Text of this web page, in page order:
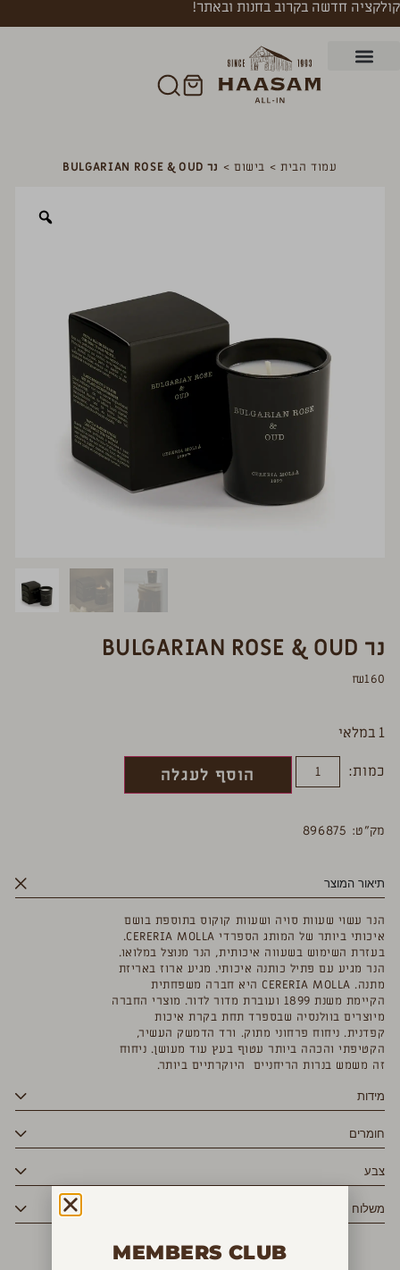
קולקציה חדשה בקרוב בחנות ובאתר!
נר BULGARIAN ROSE & OUD
₪160
1 במלאי
כמות:
הוסף לעגלה
מק”ט: 896875
תיאור המוצר
הנר עשוי שעוות סויה ושעוות קוקוס בתוספת בושם
איכותי ביותר של המותג הספרדי CERERIA MOLLA.
בעזרת השימוש בשעווה איכותית, הנר מנוצל במלואו.
הנר מגיע עם פתיל כותנה איכותי. מגיע ארוז באריזת
מתנה. CERERIA MOLLA היא חברה משפחתית
הקיימת משנת 1899 ועוברת מדור לדור. מוצרי החברה
מיוצרים בוולנסיה שבספרד תחת בקרת איכות
קפדנית. ניחוח פרחוני מתוק. ורד הדמשק העשיר,
הקטיפתי והכהה ביותר עטוף בעץ עוד מעושן. ניחוח
זה משמש בנרות הריחניים היוקרתיים ביותר.
מידות
חומרים
צבע
משלוח
עמוד הבית > בישום > נר BULGARIAN ROSE & OUD
MEMBERS CLUB